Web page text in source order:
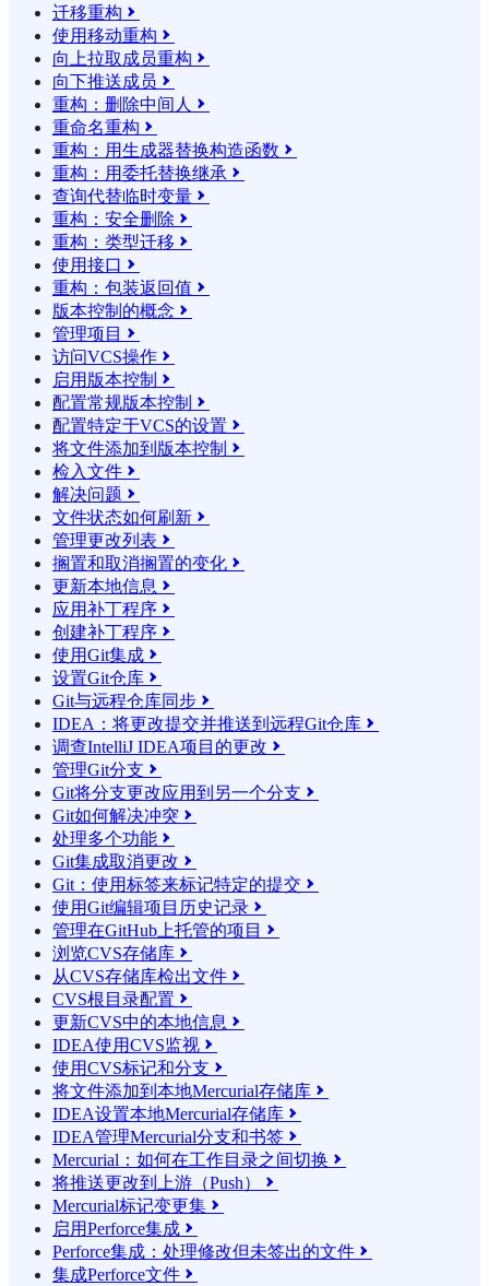
迁移重构 
使用移动重构 
向上拉取成员重构 
向下推送成员 
重构：删除中间人 
重命名重构 
重构：用生成器替换构造函数 
重构：用委托替换继承 
查询代替临时变量 
重构：安全删除 
重构：类型迁移 
使用接口 
重构：包装返回值 
版本控制的概念 
管理项目 
访问VCS操作 
启用版本控制 
配置常规版本控制 
配置特定于VCS的设置 
将文件添加到版本控制 
检入文件 
解决问题 
文件状态如何刷新 
管理更改列表 
搁置和取消搁置的变化 
更新本地信息 
应用补丁程序 
创建补丁程序 
使用Git集成 
设置Git仓库 
Git与远程仓库同步 
IDEA：将更改提交并推送到远程Git仓库 
调查IntelliJ IDEA项目的更改 
管理Git分支 
Git将分支更改应用到另一个分支 
Git如何解决冲突 
处理多个功能 
Git集成取消更改 
Git：使用标签来标记特定的提交 
使用Git编辑项目历史记录 
管理在GitHub上托管的项目 
浏览CVS存储库 
从CVS存储库检出文件 
CVS根目录配置 
更新CVS中的本地信息 
IDEA使用CVS监视 
使用CVS标记和分支 
将文件添加到本地Mercurial存储库 
IDEA设置本地Mercurial存储库 
IDEA管理Mercurial分支和书签 
Mercurial：如何在工作目录之间切换 
将推送更改到上游（Push） 
Mercurial标记变更集 
启用Perforce集成 
Perforce集成：处理修改但未签出的文件 
集成Perforce文件 